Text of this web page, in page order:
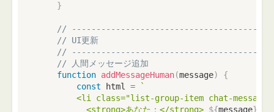
}
// -----------------------------------------
// UI更新
// -----------------------------------------
// 人間メッセージ追加
function addMessageHuman(message)
{
const html =
`
<li class="list-group-item chat-message
          <strong>あなた：</strong>
${message}